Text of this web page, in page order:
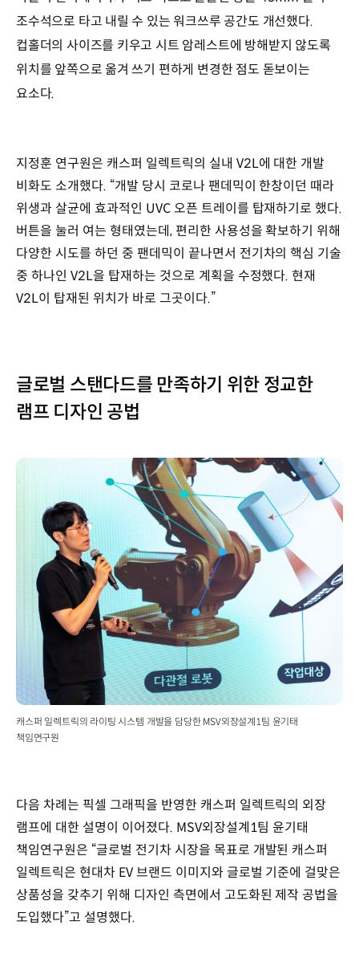
조수석으로 타고 내릴 수 있는 워크쓰루 공간도 개선했다.
컵홀더의 사이즈를 키우고 시트 암레스트에 방해받지 않도록
위치를 앞쪽으로 옮겨 쓰기 편하게 변경한 점도 돋보이는
요소다.
지정훈 연구원은 캐스퍼 일렉트릭의 실내 V2L에 대한 개발
비화도 소개했다. “개발 당시 코로나 팬데믹이 한창이던 때라
위생과 살균에 효과적인 UVC 오픈 트레이를 탑재하기로 했다.
버튼을 눌러 여는 형태였는데, 편리한 사용성을 확보하기 위해
다양한 시도를 하던 중 팬데믹이 끝나면서 전기차의 핵심 기술
중 하나인 V2L을 탑재하는 것으로 계획을 수정했다. 현재
V2L이 탑재된 위치가 바로 그곳이다.”
글로벌 스탠다드를 만족하기 위한 정교한
램프 디자인 공법
캐스퍼 일렉트릭의 라이팅 시스템 개발을 담당한 MSV외장설계1팀 윤기태
책임연구원
다음 차례는 픽셀 그래픽을 반영한 캐스퍼 일렉트릭의 외장
램프에 대한 설명이 이어졌다. MSV외장설계1팀 윤기태
책임연구원은 “글로벌 전기차 시장을 목표로 개발된 캐스퍼
일렉트릭은 현대차 EV 브랜드 이미지와 글로벌 기준에 걸맞은
상품성을 갖추기 위해 디자인 측면에서 고도화된 제작 공법을
도입했다”고 설명했다.